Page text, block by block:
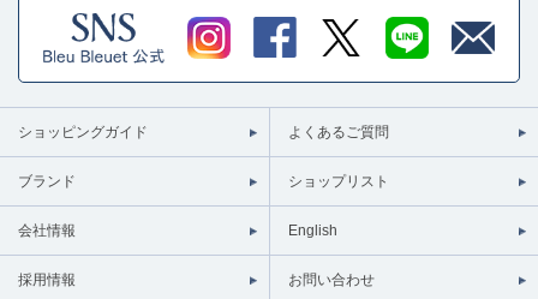
ショッピングガイド よくあるご質問
ブランド ショップリスト
会社情報 English
採用情報 お問い合わせ